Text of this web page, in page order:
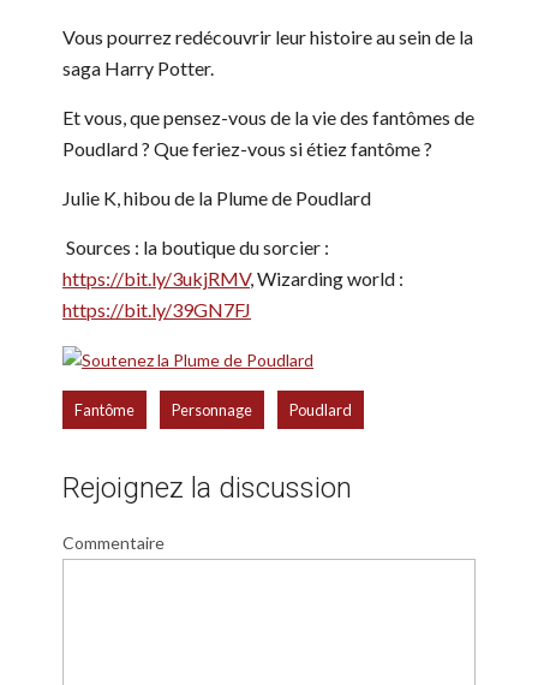
Vous pourrez redécouvrir leur histoire au sein de la
saga Harry Potter.
Et vous, que pensez-vous de la vie des fantômes de
Poudlard ? Que feriez-vous si étiez fantôme ?
Julie K, hibou de la Plume de Poudlard
Sources : la boutique du sorcier :
https://bit.ly/3ukjRMV, Wizarding world :
https://bit.ly/39GN7FJ
Fantôme Personnage Poudlard
Rejoignez la discussion
Commentaire